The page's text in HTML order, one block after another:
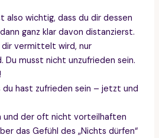
also wichtig, dass du dir dessen
ganz klar davon distanzierst.
dir vermittelt wird, nur
Du musst nicht unzufrieden sein.
hast zufrieden sein – jetzt und
und der oft nicht vorteilhaften
das Gefühl des „Nichts dürfen“